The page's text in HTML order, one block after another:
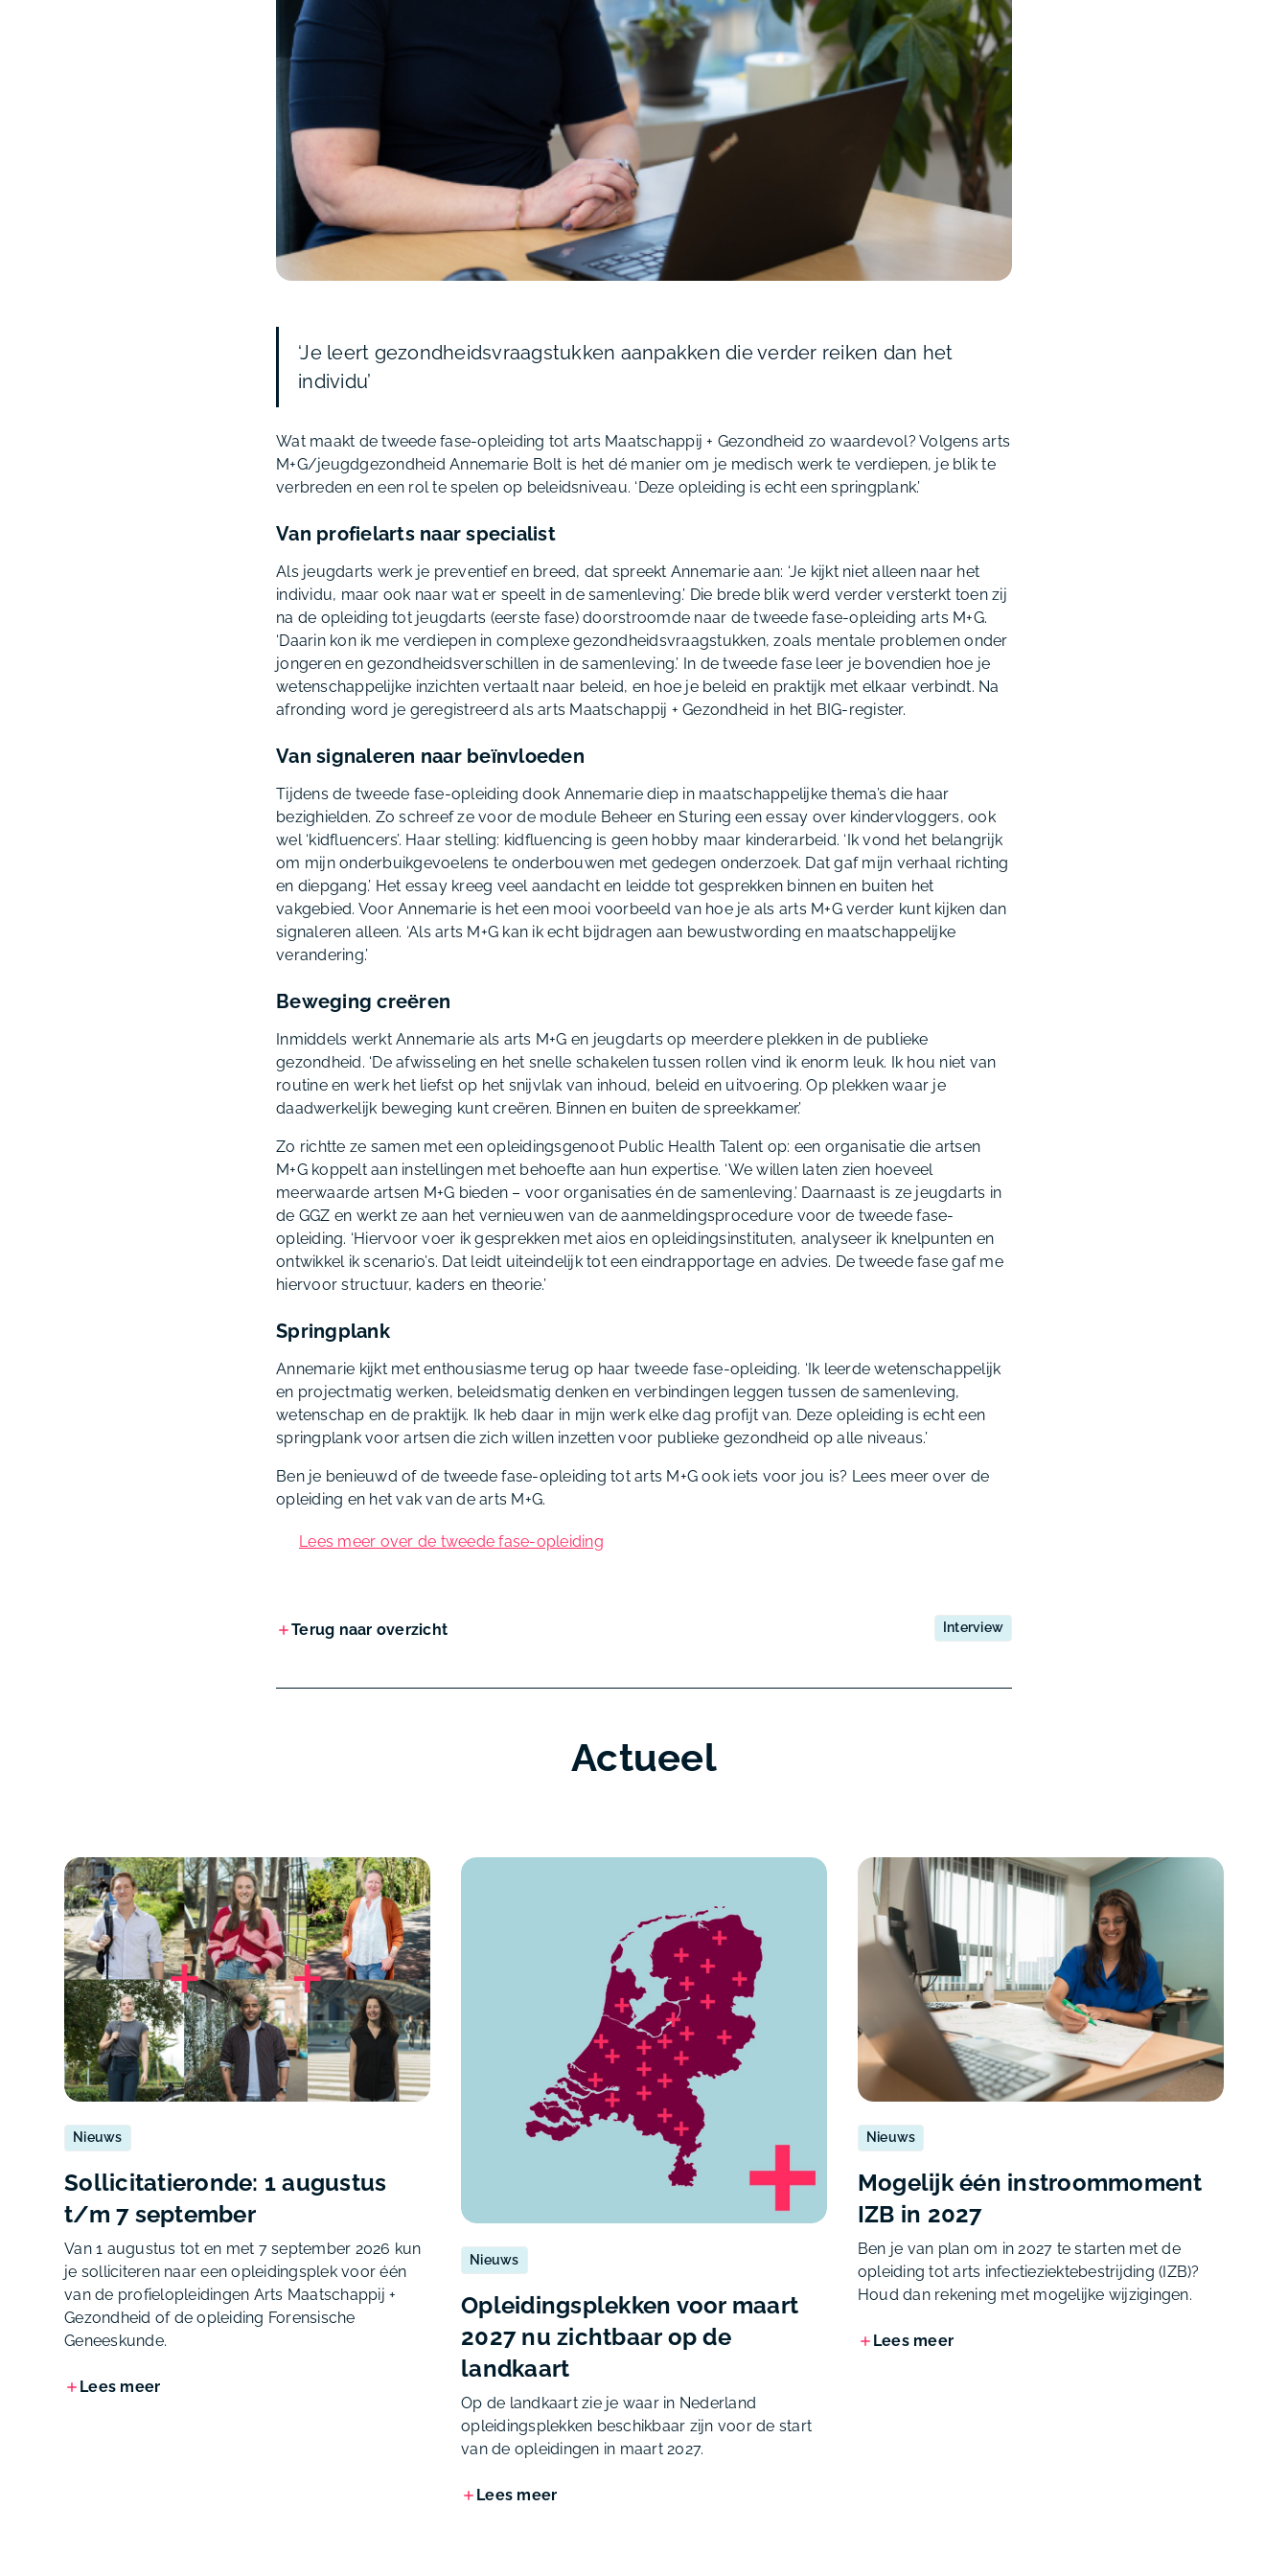
‘Je leert gezondheidsvraagstukken aanpakken die verder reiken dan het
individu’
Wat maakt de tweede fase-opleiding tot arts Maatschappij + Gezondheid zo waardevol? Volgens arts
M+G/jeugdgezondheid Annemarie Bolt is het dé manier om je medisch werk te verdiepen, je blik te
verbreden en een rol te spelen op beleidsniveau. ‘Deze opleiding is echt een springplank.’
Van profielarts naar specialist
Als jeugdarts werk je preventief en breed, dat spreekt Annemarie aan: ‘Je kijkt niet alleen naar het
individu, maar ook naar wat er speelt in de samenleving.’ Die brede blik werd verder versterkt toen zij
na de opleiding tot jeugdarts (eerste fase) doorstroomde naar de tweede fase-opleiding arts M+G.
‘Daarin kon ik me verdiepen in complexe gezondheidsvraagstukken, zoals mentale problemen onder
jongeren en gezondheidsverschillen in de samenleving.’ In de tweede fase leer je bovendien hoe je
wetenschappelijke inzichten vertaalt naar beleid, en hoe je beleid en praktijk met elkaar verbindt. Na
afronding word je geregistreerd als arts Maatschappij + Gezondheid in het BIG-register.
Van signaleren naar beïnvloeden
Tijdens de tweede fase-opleiding dook Annemarie diep in maatschappelijke thema’s die haar
bezighielden. Zo schreef ze voor de module Beheer en Sturing een essay over kindervloggers, ook
wel ‘kidfluencers’. Haar stelling: kidfluencing is geen hobby maar kinderarbeid. ‘Ik vond het belangrijk
om mijn onderbuikgevoelens te onderbouwen met gedegen onderzoek. Dat gaf mijn verhaal richting
en diepgang.’ Het essay kreeg veel aandacht en leidde tot gesprekken binnen en buiten het
vakgebied. Voor Annemarie is het een mooi voorbeeld van hoe je als arts M+G verder kunt kijken dan
signaleren alleen. ‘Als arts M+G kan ik echt bijdragen aan bewustwording en maatschappelijke
verandering.’
Beweging creëren
Inmiddels werkt Annemarie als arts M+G en jeugdarts op meerdere plekken in de publieke
gezondheid. ‘De afwisseling en het snelle schakelen tussen rollen vind ik enorm leuk. Ik hou niet van
routine en werk het liefst op het snijvlak van inhoud, beleid en uitvoering. Op plekken waar je
daadwerkelijk beweging kunt creëren. Binnen en buiten de spreekkamer.’
Zo richtte ze samen met een opleidingsgenoot Public Health Talent op: een organisatie die artsen
M+G koppelt aan instellingen met behoefte aan hun expertise. ‘We willen laten zien hoeveel
meerwaarde artsen M+G bieden – voor organisaties én de samenleving.’ Daarnaast is ze jeugdarts in
de GGZ en werkt ze aan het vernieuwen van de aanmeldingsprocedure voor de tweede fase-
opleiding. ‘Hiervoor voer ik gesprekken met aios en opleidingsinstituten, analyseer ik knelpunten en
ontwikkel ik scenario’s. Dat leidt uiteindelijk tot een eindrapportage en advies. De tweede fase gaf me
hiervoor structuur, kaders en theorie.’
Springplank
Annemarie kijkt met enthousiasme terug op haar tweede fase-opleiding. ‘Ik leerde wetenschappelijk
en projectmatig werken, beleidsmatig denken en verbindingen leggen tussen de samenleving,
wetenschap en de praktijk. Ik heb daar in mijn werk elke dag profijt van. Deze opleiding is echt een
springplank voor artsen die zich willen inzetten voor publieke gezondheid op alle niveaus.’
Ben je benieuwd of de tweede fase-opleiding tot arts M+G ook iets voor jou is? Lees meer over de
opleiding en het vak van de arts M+G.
Lees meer over de tweede fase-opleiding
Terug naar overzicht Interview
Actueel
Nieuws
Sollicitatieronde: 1 augustus
t/m 7 september
Van 1 augustus tot en met 7 september 2026 kun
je solliciteren naar een opleidingsplek voor één
van de profielopleidingen Arts Maatschappij +
Gezondheid of de opleiding Forensische
Geneeskunde.
Lees meer
Nieuws
Opleidingsplekken voor maart
2027 nu zichtbaar op de
landkaart
Op de landkaart zie je waar in Nederland
opleidingsplekken beschikbaar zijn voor de start
van de opleidingen in maart 2027.
Lees meer
Nieuws
Mogelijk één instroommoment
IZB in 2027
Ben je van plan om in 2027 te starten met de
opleiding tot arts infectieziektebestrijding (IZB)?
Houd dan rekening met mogelijke wijzigingen.
Lees meer